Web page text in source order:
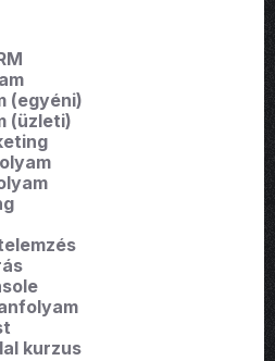
(egyéni)
(üzleti)
kurzus